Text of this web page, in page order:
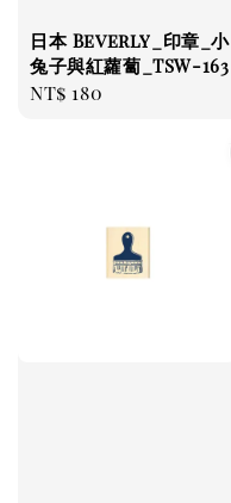
日本 Beverly_印章_小
兔子與紅蘿蔔_TSW-163
Regular
NT$ 180